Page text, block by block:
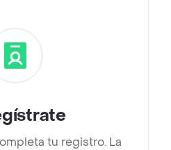
tu registro. La